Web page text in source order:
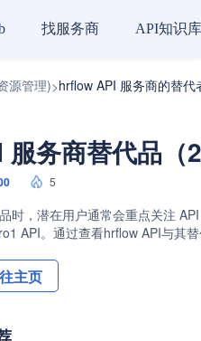
找服务商 API知识库
源管理)>hrflow API 服务商的替代
务商替代品（
5
时，潜在用户通常会重点关注
API。通过查看hrflow API与其
主页